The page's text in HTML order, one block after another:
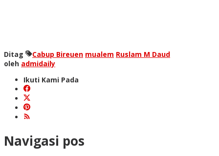
Ditag Cabup Bireuen mualem Ruslam M Daud
oleh admidaily
Ikuti Kami Pada
Navigasi pos